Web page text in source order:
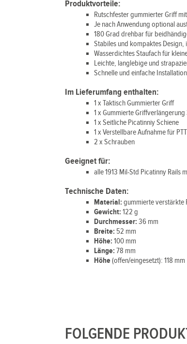
Produktvorteile:
Rutschfester gummierter Griff
Je nach Anwendung optional
180 Grad drehbar für
Stabiles und kompaktes Design,
Wasserdichtes Staufach für
Leichte, langlebige und
Schnelle und einfache
Im Lieferumfang enthalten:
1 x Taktisch Gummierter Griff
1 x Gummierte
1 x Seitliche Picatinniy Schiene
1 x Verstellbare Aufnahme für
2 x Schrauben
Geeignet für:
alle 1913 Mil-Std Picatinny Rails
Technische Daten:
Material: gummierte
Gewicht:122 g
Durchmesser: 36 mm
Breite: 52 mm
Höhe:100 mm
Länge:78 mm
Höhe(offen/eingesetzt): 118 mm
FOLGENDE